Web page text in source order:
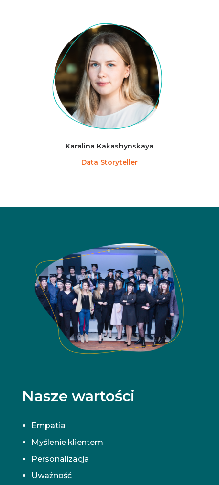
Karalina Kakashynskaya
Data Storyteller
Nasze wartości
Empatia
Myślenie klientem
Personalizacja
Uważność